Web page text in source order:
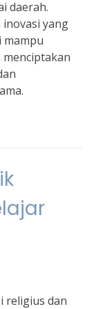
daerah.
yang
religius dan